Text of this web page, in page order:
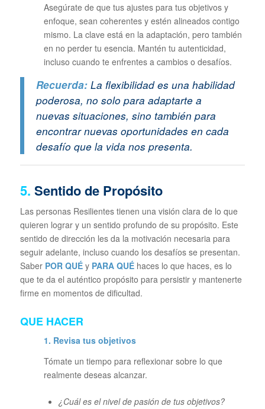
Asegúrate de que tus ajustes para tus objetivos y
enfoque, sean coherentes y estén alineados contigo
mismo. La clave está en la adaptación, pero también
en no perder tu esencia. Mantén tu autenticidad,
incluso cuando te enfrentes a cambios o desafíos.
Recuerda:La flexibilidad es una habilidad
poderosa, no solo para adaptarte a
nuevas situaciones, sino también para
encontrar nuevas oportunidades en cada
desafío que la vida nos presenta.
5. Sentido de Propósito
Las personas Resilientes tienen una visión clara de lo que
quieren lograr y un sentido profundo de su propósito. Este
sentido de dirección les da la motivación necesaria para
seguir adelante, incluso cuando los desafíos se presentan.
Saber POR QUÉy PARA QUÉhaces lo que haces, es lo
que te da el auténtico propósito para persistir y mantenerte
firme en momentos de dificultad.
QUE HACER
1. Revisa tus objetivos
Tómate un tiempo para reflexionar sobre lo que
realmente deseas alcanzar.
¿Cuál es el nivel de pasión de tus objetivos?